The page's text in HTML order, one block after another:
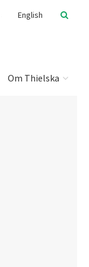
English
Om Thielska